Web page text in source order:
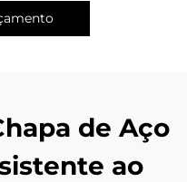
de Aço
ao